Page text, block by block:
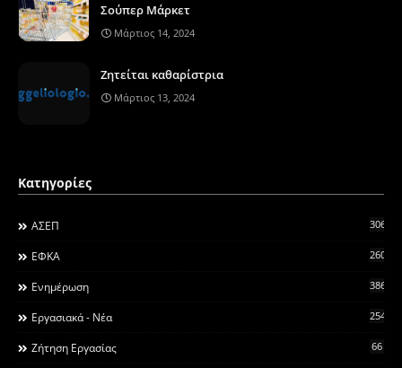
Σούπερ Μάρκετ
Μάρτιος 14, 2024
Ζητείται καθαρίστρια
Μάρτιος 13, 2024
Κατηγορίες
ΑΣΕΠ 306
ΕΦΚΑ 260
Ενημέρωση 3868
Εργασιακά - Νέα 2546
Ζήτηση Εργασίας 66